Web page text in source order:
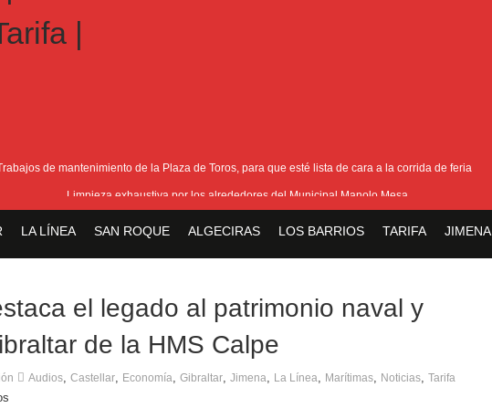
de mantenimiento de la Plaza de Toros, para que esté lista de cara a la corrida de feria
Limpieza exhaustiva por los alrededores del Municipal Manolo Mesa
LA LÍNEA SAN ROQUE ALGECIRAS LOS BARRIOS TARIFA JIMENA
el legado al patrimonio naval y
de la HMS Calpe
Audios, Castellar, Economía, Gibraltar, Jimena, La Línea, Marítimas, Noticias, Tarifa